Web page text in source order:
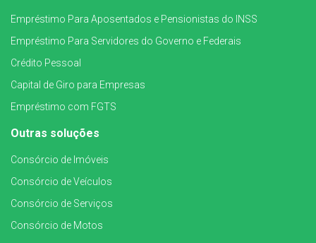
Empréstimo Para Aposentados e Pensionistas do INSS
Empréstimo Para Servidores do Governo e Federais
Crédito Pessoal
Capital de Giro para Empresas
Empréstimo com FGTS
Outras soluções
Consórcio de Imóveis
Consórcio de Veículos
Consórcio de Serviços
Consórcio de Motos